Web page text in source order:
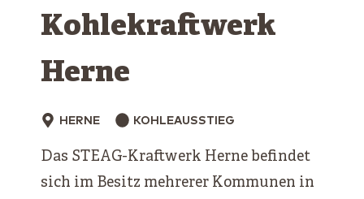
Kohlekraftwerk
Herne
HERNE KOHLEAUSSTIEG
Das STEAG-Kraftwerk Herne befindet
sich im Besitz mehrerer Kommunen in